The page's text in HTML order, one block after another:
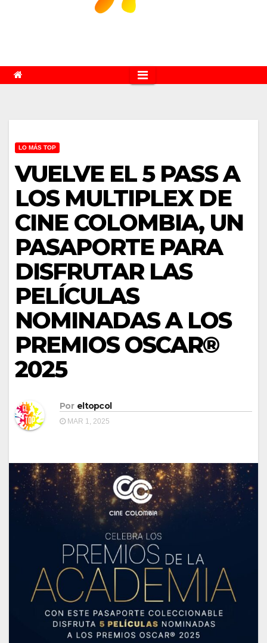
LO MÁS TOP
VUELVE EL 5 PASS A
LOS MULTIPLEX DE
CINE COLOMBIA, UN
PASAPORTE PARA
DISFRUTAR LAS
PELÍCULAS
NOMINADAS A LOS
PREMIOS OSCAR®
2025
Por eltopcol
MAR 1, 2025